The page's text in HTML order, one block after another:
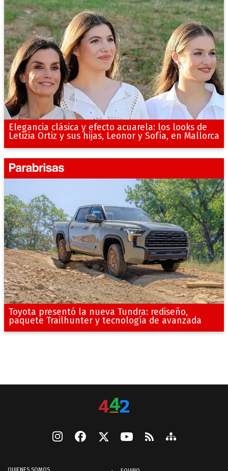
Elegancia clásica y efecto acuarela: los looks de
Letizia Ortiz y sus hijas, Leonor y Sofía, en Mallorca
Toyota presentó la nueva Tundra: rediseño,
paquete Trailhunter y tecnología de avanzada